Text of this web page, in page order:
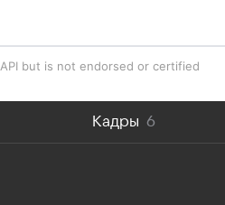
API but is not endorsed or certified
Кадры 6